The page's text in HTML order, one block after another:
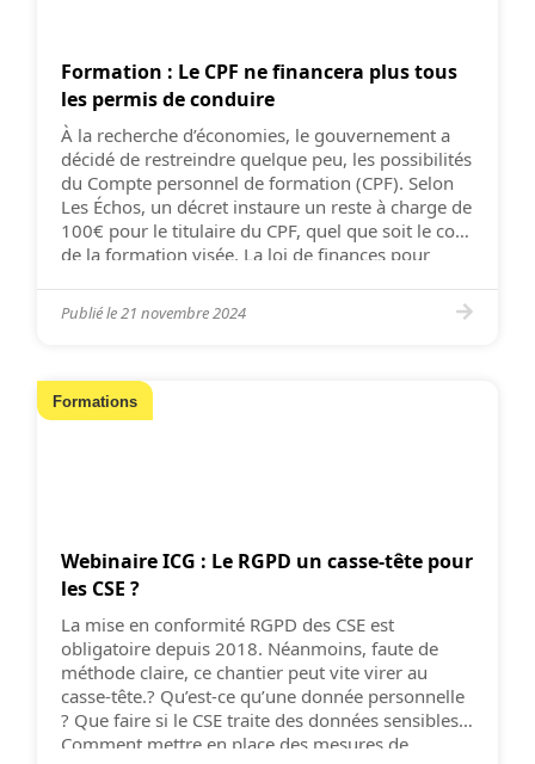
Formation : Le CPF ne financera plus tous
les permis de conduire
À la recherche d’économies, le gouvernement a
décidé de restreindre quelque peu, les possibilités
du Compte personnel de formation (CPF). Selon
Les Échos, un décret instaure un reste à charge de
100€ pour le titulaire du CPF, quel que soit le coût
de la formation visée. La loi de finances pour
Publié le21 novembre 2024
Formations
Webinaire ICG : Le RGPD un casse-tête pour
les CSE ?
La mise en conformité RGPD des CSE est
obligatoire depuis 2018. Néanmoins, faute de
méthode claire, ce chantier peut vite virer au
casse-tête.? Qu’est-ce qu’une donnée personnelle
? Que faire si le CSE traite des données sensibles ?
Comment mettre en place des mesures de